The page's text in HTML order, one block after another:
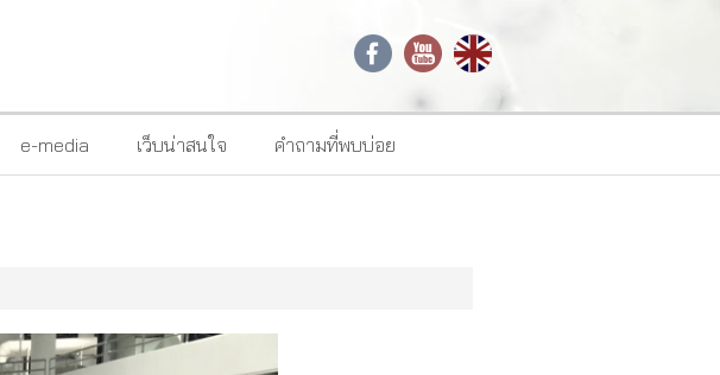
e-media เว็บน่าสนใจ คำถามที่พบบ่อย